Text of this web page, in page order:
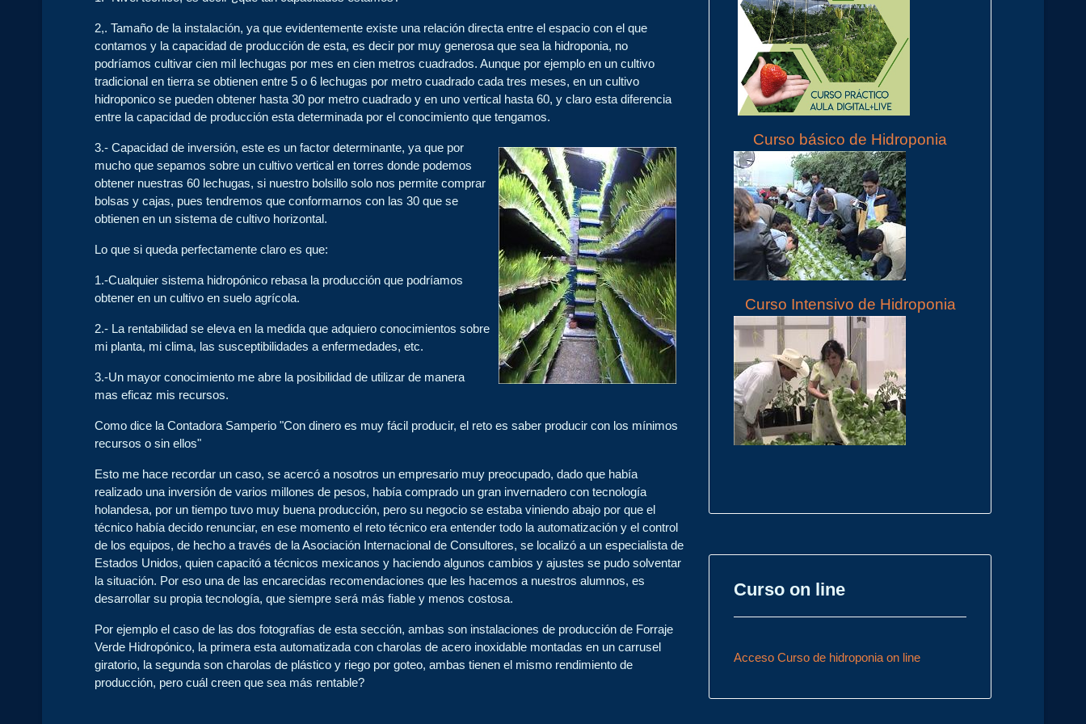
2,. Tamaño de la instalación, ya que evidentemente existe una relación directa entre el espacio con el que
contamos y la capacidad de producción de esta, es decir por muy generosa que sea la hidroponia, no
podríamos cultivar cien mil lechugas por mes en cien metros cuadrados. Aunque por ejemplo en un cultivo
tradicional en tierra se obtienen entre 5 o 6 lechugas por metro cuadrado cada tres meses, en un cultivo
hidroponico se pueden obtener hasta 30 por metro cuadrado y en uno vertical hasta 60, y claro esta diferencia
entre la capacidad de producción esta determinada por el conocimiento que tengamos.
3.- Capacidad de inversión, este es un factor determinante, ya que por
mucho que sepamos sobre un cultivo vertical en torres donde podemos
obtener nuestras 60 lechugas, si nuestro bolsillo solo nos permite comprar
bolsas y cajas, pues tendremos que conformarnos con las 30 que se
obtienen en un sistema de cultivo horizontal.
Lo que si queda perfectamente claro es que:
1.-Cualquier sistema hidropónico rebasa la producción que podríamos
obtener en un cultivo en suelo agrícola.
2.- La rentabilidad se eleva en la medida que adquiero conocimientos sobre
mi planta, mi clima, las susceptibilidades a enfermedades, etc.
3.-Un mayor conocimiento me abre la posibilidad de utilizar de manera
mas eficaz mis recursos.
Como dice la Contadora Samperio "Con dinero es muy fácil producir, el reto es saber producir con los mínimos
recursos o sin ellos"
Esto me hace recordar un caso, se acercó a nosotros un empresario muy preocupado, dado que había
realizado una inversión de varios millones de pesos, había comprado un gran invernadero con tecnología
holandesa, por un tiempo tuvo muy buena producción, pero su negocio se estaba viniendo abajo por que el
técnico había decido renunciar, en ese momento el reto técnico era entender todo la automatización y el control
de los equipos, de hecho a través de la Asociación Internacional de Consultores, se localizó a un especialista de
Estados Unidos, quien capacitó a técnicos mexicanos y haciendo algunos cambios y ajustes se pudo solventar
la situación. Por eso una de las encarecidas recomendaciones que les hacemos a nuestros alumnos, es
desarrollar su propia tecnología, que siempre será más fiable y menos costosa.
Por ejemplo el caso de las dos fotografías de esta sección, ambas son instalaciones de producción de Forraje
Verde Hidropónico, la primera esta automatizada con charolas de acero inoxidable montadas en un carrusel
giratorio, la segunda son charolas de plástico y riego por goteo, ambas tienen el mismo rendimiento de
producción, pero cuál creen que sea más rentable?
Curso básico de Hidroponia
Curso Intensivo de Hidroponia
Curso on line
Acceso Curso de hidroponia on line